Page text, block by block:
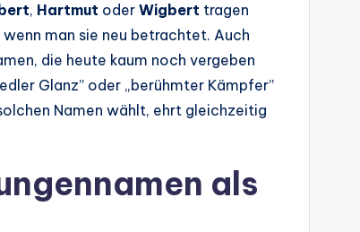
, Hartmut oder Wigbert tragen
man sie neu betrachtet. Auch
die heute kaum noch vergeben
Glanz” oder „berühmter Kämpfer”
Namen wählt, ehrt gleichzeitig
als